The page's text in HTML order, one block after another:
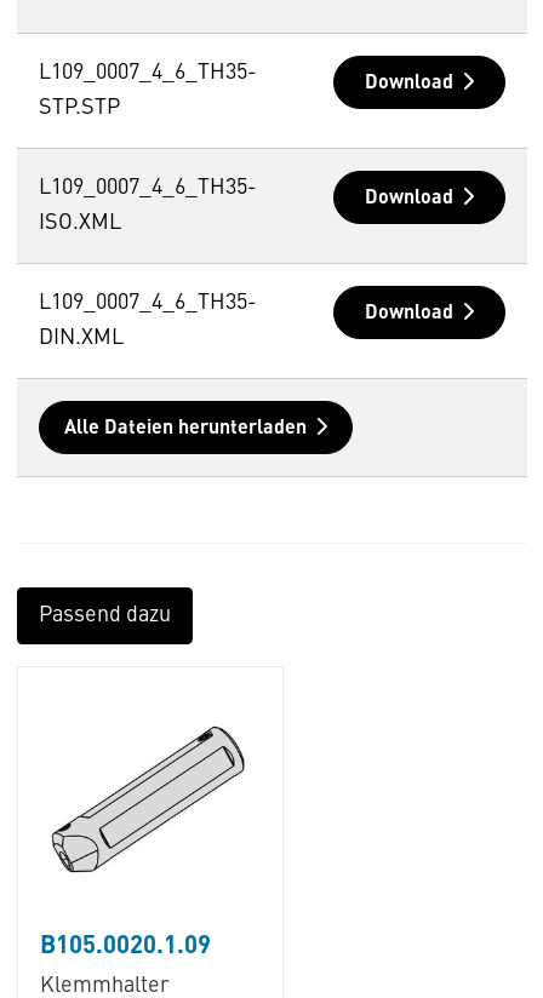
L109_0007_4_6_TH35-
STP.STP
Download
L109_0007_4_6_TH35-
ISO.XML
Download
L109_0007_4_6_TH35-
DIN.XML
Download
Alle Dateien herunterladen
Passend dazu
B105.0020.1.09
Klemmhalter